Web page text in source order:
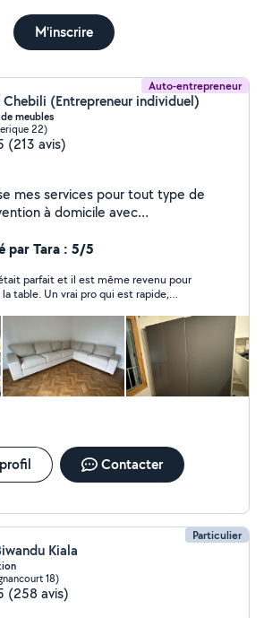
M'inscrire
Auto-entrepreneur
Chebili (Entrepreneur individuel)
meubles
22)
(213 avis)
à domicile avec
démontage de
EKEA,Conforama ,but,etc)
Manutention,transport
de meubles et de fragile
etc ) Fixation murale
à rideaux ,tv etc .TRAVAUX DE
travaux de
d'accès
professionnel
sur Paris et île de France
les jours N'hésitez pas à me
par Tara : 5/5
parfait et il est même revenu pour
table. Un vrai pro qui est rapide,
prix
Contacter
Particulier
Kiala
18)
(258 avis)